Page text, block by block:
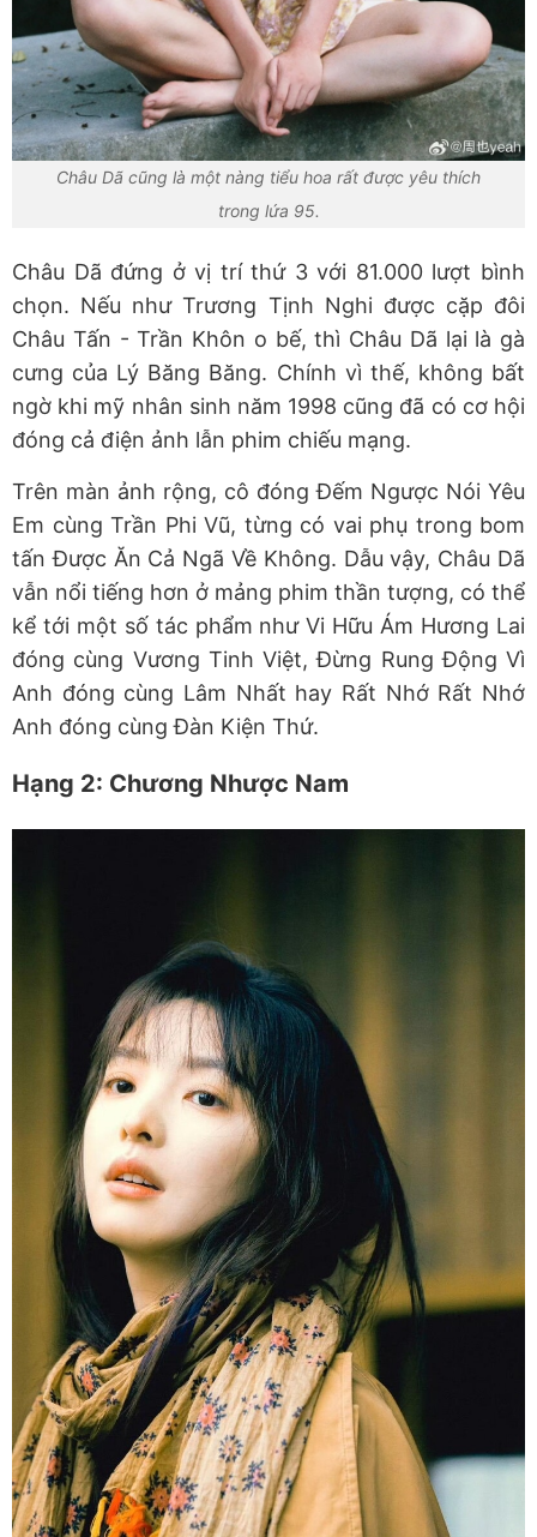
Châu Dã cũng là một nàng tiểu hoa rất được yêu thích
trong lứa 95.
Châu Dã đứng ở vị trí thứ 3 với 81.000 lượt bình
chọn. Nếu như Trương Tịnh Nghi được cặp đôi
Châu Tấn - Trần Khôn o bế, thì Châu Dã lại là gà
cưng của Lý Băng Băng. Chính vì thế, không bất
ngờ khi mỹ nhân sinh năm 1998 cũng đã có cơ hội
đóng cả điện ảnh lẫn phim chiếu mạng.
Trên màn ảnh rộng, cô đóng Đếm Ngược Nói Yêu
Em cùng Trần Phi Vũ, từng có vai phụ trong bom
tấn Được Ăn Cả Ngã Về Không. Dẫu vậy, Châu Dã
vẫn nổi tiếng hơn ở mảng phim thần tượng, có thể
kể tới một số tác phẩm như Vi Hữu Ám Hương Lai
đóng cùng Vương Tinh Việt, Đừng Rung Động Vì
Anh đóng cùng Lâm Nhất hay Rất Nhớ Rất Nhớ
Anh đóng cùng Đàn Kiện Thứ.
Hạng 2: Chương Nhược Nam